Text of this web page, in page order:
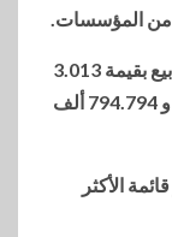
وسجلت تعاملات المستثمرين العرب صافي بيع بقيمة 3.013
مليون جنيه، منها 2.219 مليون جنيه للأفراد، و 794.794 ألف
الأكثر